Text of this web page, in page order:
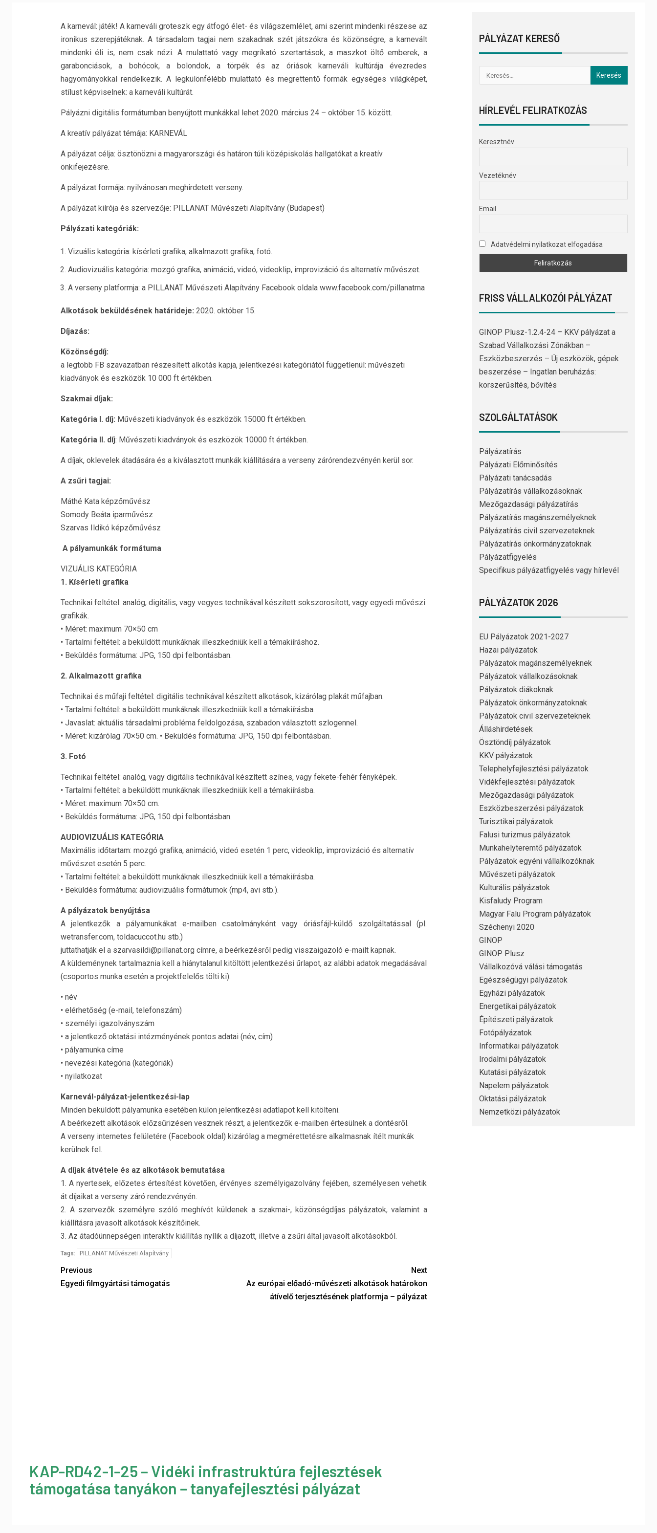
A karnevál: játék! A karneváli groteszk egy átfogó élet- és világszemlélet, ami szerint mindenki részese az
ironikus szerepjátéknak. A társadalom tagjai nem szakadnak szét játszókra és közönségre, a karnevált
mindenki éli is, nem csak nézi. A mulattató vagy megríkató szertartások, a maszkot öltő emberek, a
garabonciások, a bohócok, a bolondok, a törpék és az óriások karneváli kultúrája évezredes
hagyományokkal rendelkezik. A legkülönfélébb mulattató és megrettentő formák egységes világképet,
stílust képviselnek: a karneváli kultúrát.
Pályázni digitális formátumban benyújtott munkákkal lehet 2020. március 24 – október 15. között.
A kreatív pályázat témája: KARNEVÁL
A pályázat célja: ösztönözni a magyarországi és határon túli középiskolás hallgatókat a kreatív
önkifejezésre.
A pályázat formája: nyilvánosan meghirdetett verseny.
A pályázat kiírója és szervezője: PILLANAT Művészeti Alapítvány (Budapest)
Pályázati kategóriák:
Vizuális kategória: kísérleti grafika, alkalmazott grafika, fotó.
Audiovizuális kategória: mozgó grafika, animáció, videó, videoklip, improvizáció és alternatív művészet.
A verseny platformja: a PILLANAT Művészeti Alapítvány Facebook oldala www.facebook.com/pillanatma
Alkotások beküldésének határideje: 2020. október 15.
Díjazás:
Közönségdíj:
a legtöbb FB szavazatban részesített alkotás kapja, jelentkezési kategóriától függetlenül: művészeti
kiadványok és eszközök 10 000 ft értékben.
Szakmai díjak:
Kategória I. díj: Művészeti kiadványok és eszközök 15000 ft értékben.
Kategória II. díj: Művészeti kiadványok és eszközök 10000 ft értékben.
A díjak, oklevelek átadására és a kiválasztott munkák kiállítására a verseny zárórendezvényén kerül sor.
A zsűri tagjai:
Máthé Kata képzőművész
Somody Beáta iparművész
Szarvas Ildikó képzőművész
A pályamunkák formátuma
VIZUÁLIS KATEGÓRIA
1. Kísérleti grafika
Technikai feltétel: analóg, digitális, vagy vegyes technikával készített sokszorosított, vagy egyedi művészi
grafikák.
• Méret: maximum 70×50 cm
• Tartalmi feltétel: a beküldött munkáknak illeszkedniük kell a témakiíráshoz.
• Beküldés formátuma: JPG, 150 dpi felbontásban.
2. Alkalmazott grafika
Technikai és műfaji feltétel: digitális technikával készített alkotások, kizárólag plakát műfajban.
• Tartalmi feltétel: a beküldött munkáknak illeszkedniük kell a témakiírásba.
• Javaslat: aktuális társadalmi probléma feldolgozása, szabadon választott szlogennel.
• Méret: kizárólag 70×50 cm. • Beküldés formátuma: JPG, 150 dpi felbontásban.
3. Fotó
Technikai feltétel: analóg, vagy digitális technikával készített színes, vagy fekete-fehér fényképek.
• Tartalmi feltétel: a beküldött munkáknak illeszkedniük kell a témakiírásba.
• Méret: maximum 70×50 cm.
• Beküldés formátuma: JPG, 150 dpi felbontásban.
AUDIOVIZUÁLIS KATEGÓRIA
Maximális időtartam: mozgó grafika, animáció, videó esetén 1 perc, videoklip, improvizáció és alternatív
művészet esetén 5 perc.
• Tartalmi feltétel: a beküldött munkáknak illeszkedniük kell a témakiírásba.
• Beküldés formátuma: audiovizuális formátumok (mp4, avi stb.).
A pályázatok benyújtása
A jelentkezők a pályamunkákat e-mailben csatolmányként vagy óriásfájl-küldő szolgáltatással (pl.
wetransfer.com, toldacuccot.hu stb.)
juttathatják el a szarvasildi@pillanat.org címre, a beérkezésről pedig visszaigazoló e-mailt kapnak.
A küldeménynek tartalmaznia kell a hiánytalanul kitöltött jelentkezési űrlapot, az alábbi adatok megadásával
(csoportos munka esetén a projektfelelős tölti ki):
• név
• elérhetőség (e-mail, telefonszám)
• személyi igazolványszám
• a jelentkező oktatási intézményének pontos adatai (név, cím)
• pályamunka címe
• nevezési kategória (kategóriák)
• nyilatkozat
Karnevál-pályázat-jelentkezési-lap
Minden beküldött pályamunka esetében külön jelentkezési adatlapot kell kitölteni.
A beérkezett alkotások előzsűrizésen vesznek részt, a jelentkezők e-mailben értesülnek a döntésről.
A verseny internetes felületére (Facebook oldal) kizárólag a megmérettetésre alkalmasnak ítélt munkák
kerülnek fel.
A díjak átvétele és az alkotások bemutatása
1. A nyertesek, előzetes értesítést követően, érvényes személyigazolvány fejében, személyesen vehetik
át díjaikat a verseny záró rendezvényén.
2. A szervezők személyre szóló meghívót küldenek a szakmai-, közönségdíjas pályázatok, valamint a
kiállításra javasolt alkotások készítőinek.
3. Az átadóünnepségen interaktív kiállítás nyílik a díjazott, illetve a zsűri által javasolt alkotásokból.
Tags: PILLANAT Művészeti Alapítvány
Previous
Egyedi filmgyártási támogatás
Next
Az európai előadó-művészeti alkotások határokon
átívelő terjesztésének platformja – pályázat
KAP-RD42-1-25 – Vidéki infrastruktúra fejlesztések
támogatása tanyákon – tanyafejlesztési pályázat
PÁLYÁZAT KERESŐ
HÍRLEVÉL FELIRATKOZÁS
Keresztnév
Vezetéknév
Email
Adatvédelmi nyilatkozat elfogadása
FRISS VÁLLALKOZÓI PÁLYÁZAT
GINOP Plusz-1.2.4-24 – KKV pályázat a
Szabad Vállalkozási Zónákban –
Eszközbeszerzés – Új eszközök, gépek
beszerzése – Ingatlan beruházás:
korszerűsítés, bővítés
SZOLGÁLTATÁSOK
Pályázatírás
Pályázati Előminősítés
Pályázati tanácsadás
Pályázatírás vállalkozásoknak
Mezőgazdasági pályázatírás
Pályázatírás magánszemélyeknek
Pályázatírás civil szervezeteknek
Pályázatírás önkormányzatoknak
Pályázatfigyelés
Specifikus pályázatfigyelés vagy hírlevél
PÁLYÁZATOK 2026
EU Pályázatok 2021-2027
Hazai pályázatok
Pályázatok magánszemélyeknek
Pályázatok vállalkozásoknak
Pályázatok diákoknak
Pályázatok önkormányzatoknak
Pályázatok civil szervezeteknek
Álláshirdetések
Ösztöndíj pályázatok
KKV pályázatok
Telephelyfejlesztési pályázatok
Vidékfejlesztési pályázatok
Mezőgazdasági pályázatok
Eszközbeszerzési pályázatok
Turisztikai pályázatok
Falusi turizmus pályázatok
Munkahelyteremtő pályázatok
Pályázatok egyéni vállalkozóknak
Művészeti pályázatok
Kulturális pályázatok
Kisfaludy Program
Magyar Falu Program pályázatok
Széchenyi 2020
GINOP
GINOP Plusz
Vállalkozóvá válási támogatás
Egészségügyi pályázatok
Egyházi pályázatok
Energetikai pályázatok
Építészeti pályázatok
Fotópályázatok
Informatikai pályázatok
Irodalmi pályázatok
Kutatási pályázatok
Napelem pályázatok
Oktatási pályázatok
Nemzetközi pályázatok